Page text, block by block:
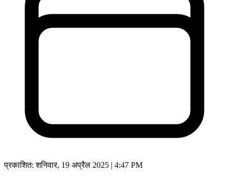
प्रकाशित:शनिवार, 19 अप्रैल 2025 | 4:47 PM